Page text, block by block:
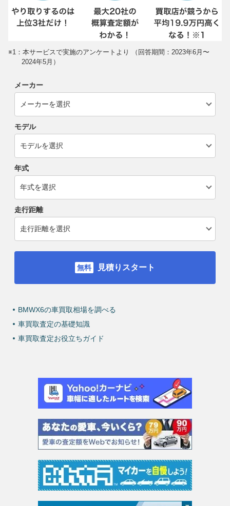
※1：本サービスで実施のアンケートより （回答期間：2023年6月〜
2024年5月）
メーカー
モデル
年式
走行距離
見積りスタート
BMWX6の車買取相場を調べる
車買取査定の基礎知識
車買取査定お役立ちガイド